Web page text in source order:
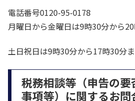
電話番号0120-95-0178
月曜日から金曜日は9時30分から
土日祝日は9時30分から17時30分
税務相談等（申告の
事項等）に関するお問